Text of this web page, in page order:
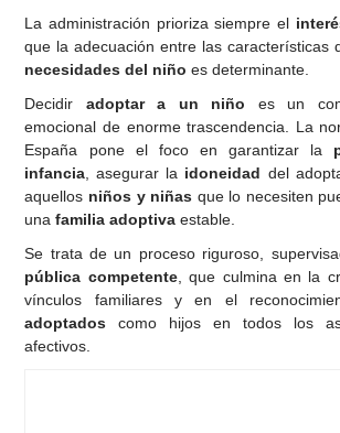
La administración prioriza siempre el
que la adecuación entre las características
necesidades del niño es determinante.
Decidir adoptar a un niño es un
emocional de enorme trascendencia. La
España pone el foco en garantizar la
infancia, asegurar la idoneidad del
aquellos niños y niñas que lo necesiten
unafamilia adoptiva estable.
Se trata de un proceso riguroso,
pública competente, que culmina en la
vínculos familiares y en el
adoptados como hijos en todos los
afectivos.